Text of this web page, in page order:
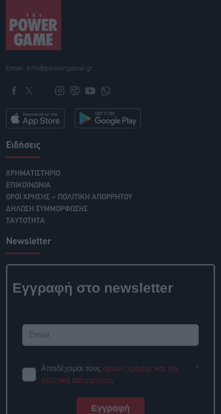
Email: info@powergame.gr
Ειδήσεις
ΧΡΗΜΑΤΙΣΤΗΡΙΟ
ΕΠΙΚΟΙΝΩΝΙΑ
ΟΡΟΙ ΧΡΗΣΗΣ – ΠΟΛΙΤΙΚΗ ΑΠΟΡΡΗΤΟΥ
ΔΗΛΩΣΗ ΣΥΜΜΟΡΦΩΣΗΣ
ΤΑΥΤΟΤΗΤΑ
Newsletter
Εγγραφή στο newsletter
Αποδέχομαι τους όρους χρήσης και την
πολιτική απορρήτου.
*
Εγγραφή